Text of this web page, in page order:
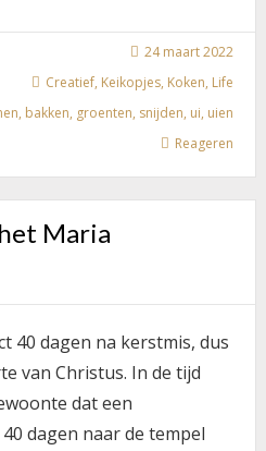
24 maart 2022
Creatief, Keikopjes, Koken, Life
, bakken, groenten, snijden, ui, uien
Reageren
Maria
40 dagen na kerstmis, dus
van Christus. In de tijd
dat een
dagen naar de tempel